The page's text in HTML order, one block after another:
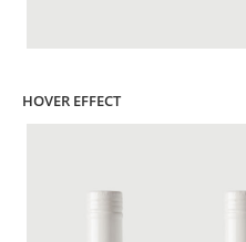
HOVER EFFECT